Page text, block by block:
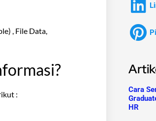
, File Data,
:
Cara
HR